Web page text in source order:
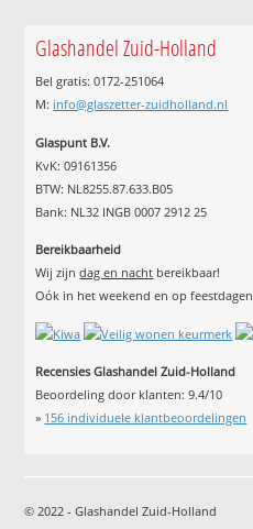
Glashandel Zuid-Holland
Bel gratis: 0172-251064
M: info@glaszetter-zuidholland.nl
Glaspunt B.V.
KvK: 09161356
BTW: NL8255.87.633.B05
Bank: NL32 INGB 0007 2912 25
Bereikbaarheid
Wij zijndag en nacht bereikbaar!
Oók in het weekend en op feestdagen
Recensies Glashandel Zuid-Holland
Beoordeling door klanten:9.4/10
» 156 individuele klantbeoordelingen
© 2022 - Glashandel Zuid-Holland